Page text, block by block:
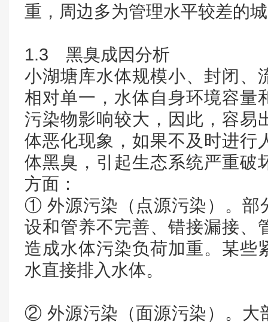
重，周边多为管理水平较差的
1.3 黑臭成因分析
小湖塘库水体规模小、封闭、
相对单一，水体自身环境容量
污染物影响较大，因此，容易
体恶化现象，如果不及时进行
体黑臭，引起生态系统严重破
方面：
① 外源污染（点源污染）。部
设和管养不完善、错接漏接、
造成水体污染负荷加重。某些
水直接排入水体。
② 外源污染（面源污染）。大